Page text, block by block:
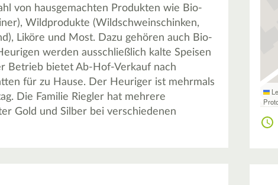
von hausgemachten Produkten wie Bio-
Wildprodukte (Wildschweinschinken,
Liköre und Most. Dazu gehören auch Bio-
werden ausschließlich kalte Speisen
Betrieb bietet Ab-Hof-Verkauf nach
für zu Hause. Der Heuriger ist mehrmals
Die Familie Riegler hat mehrere
Gold und Silber bei verschiedenen